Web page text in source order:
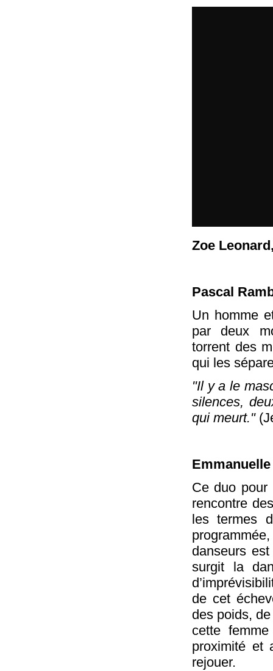
Zoe
Pascal
Un homme
par deux
torrent des
qui les
"Il y a le
silences,
qui meurt."
Ce duo pour
rencontre
les termes
danseurs
surgit la
de cet
des poids,
cette
proximité et
rejouer.